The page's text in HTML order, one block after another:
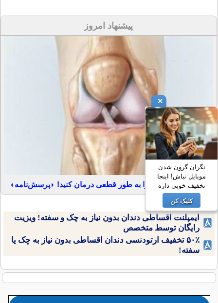
پیشنهاد امروز
آرتروز مفاصل خود را به طور قطعی درمان کنید! ◗پرسش‌نامه◖
ایمپلنت اقساطی دندان بدون نیاز به چک و سفته! ویزیت
رایگان توسط متخصص
۵۰٪ تخفیف ارتودنسی دندان اقساطی بدون نیاز به چک یا
سفته!
×
نگران گرون شدن
موبایل نباش! اینجا
تخفیف خوبی داره
کلیک کن